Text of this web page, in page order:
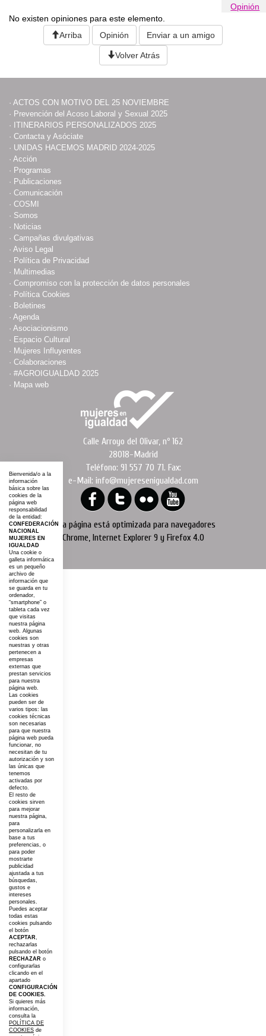
Opinión
No existen opiniones para este elemento.
Arriba
Opinión Enviar a un amigo
Volver Atrás
· ACTOS CON MOTIVO DEL 25 NOVIEMBRE
· Prevención del Acoso Laboral y Sexual 2025
· ITINERARIOS PERSONALIZADOS 2025
· Contacta y Asóciate
· UNIDAS HACEMOS MADRID 2024-2025
· Acción
· Programas
· Publicaciones
· Comunicación
· COSMI
· Somos
· Noticias
· Campañas divulgativas
· Aviso Legal
· Política de Privacidad
· Multimedias
· Compromiso con la protección de datos personales
· Política Cookies
· Boletines
· Agenda
· Asociacionismo
· Espacio Cultural
· Mujeres Influyentes
· Colaboraciones
· #AGROIGUALDAD 2025
· Mapa web
Calle Arroyo del Olivar, nº 162
28018-Madrid
Teléfono: 91 557 70 71. Fax:
e-Mail: info@mujeresenigualdad.com
Esta página está optimizada para navegadores
Chrome, Internet Explorer 9 y Firefox 4.0
Bienvenida/o a la
información
básica sobre las
cookies de la
página web
responsabilidad
de la entidad:
CONFEDERACIÓN
NACIONAL
MUJERES EN
IGUALDAD
Una cookie o
galleta informática
es un pequeño
archivo de
información que
se guarda en tu
ordenador,
“smartphone” o
tableta cada vez
que visitas
nuestra página
web. Algunas
cookies son
nuestras y otras
pertenecen a
empresas
externas que
prestan servicios
para nuestra
página web.
Las cookies
pueden ser de
varios tipos: las
cookies técnicas
son necesarias
para que nuestra
página web pueda
funcionar, no
necesitan de tu
autorización y son
las únicas que
tenemos
activadas por
defecto.
El resto de
cookies sirven
para mejorar
nuestra página,
para
personalizarla en
base a tus
preferencias, o
para poder
mostrarte
publicidad
ajustada a tus
búsquedas,
gustos e
intereses
personales.
Puedes aceptar
todas estas
cookies pulsando
el botón
ACEPTAR,
rechazarlas
pulsando el botón
RECHAZAR o
configurarlas
clicando en el
apartado
CONFIGURACIÓN
DE COOKIES.
Si quieres más
información,
consulta la
POLÍTICA DE
COOKIES de